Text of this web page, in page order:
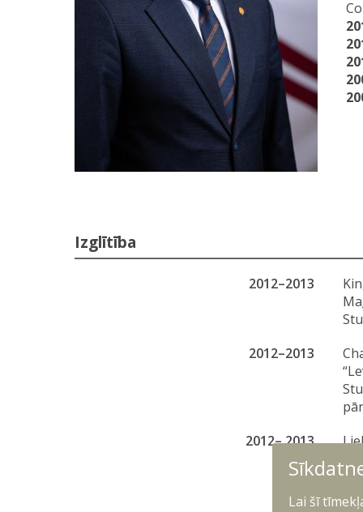
Izglītība
2012–2013
2012–2013
2012– 2013
Lai šī